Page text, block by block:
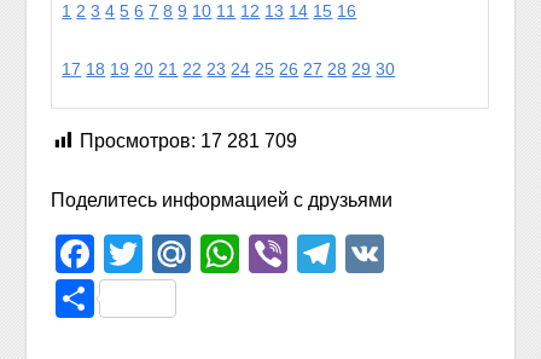
1 2 3 4 5 6 7 8 9 10 11 12 13 14 15 16
17 18 19 20 21 22 23 24 25 26 27 28 29 30
Просмотров: 17 281 709
Поделитесь информацией с друзьями
Facebook
TwitterMail.Ru
WhatsApp
ViberTelegram
Отправить